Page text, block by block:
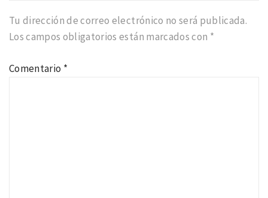
Tu dirección de correo electrónico no será publicada.
Los campos obligatorios están marcados con *
Comentario *